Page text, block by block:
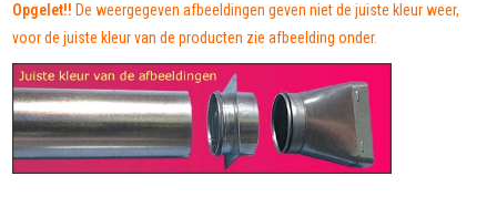
Opgelet!! De weergegeven afbeeldingen geven niet de juiste kleur weer,
voor de juiste kleur van de producten zie afbeelding onder.